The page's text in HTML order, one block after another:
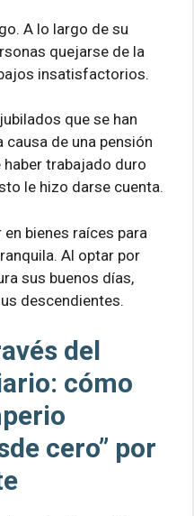
A lo largo de su
quejarse de la
insatisfactorios.
que se han
de una pensión
trabajado duro
le hizo darse cuenta.
bienes raíces para
Al optar por
sus buenos días,
descendientes.
del
cómo
cero” por